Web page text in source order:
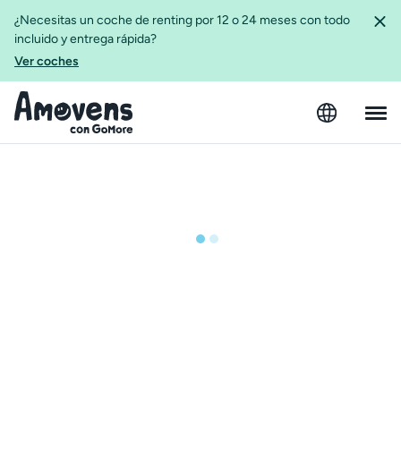
¿Necesitas un coche de renting por 12 o 24 meses con todo
incluido y entrega rápida?
Ver coches